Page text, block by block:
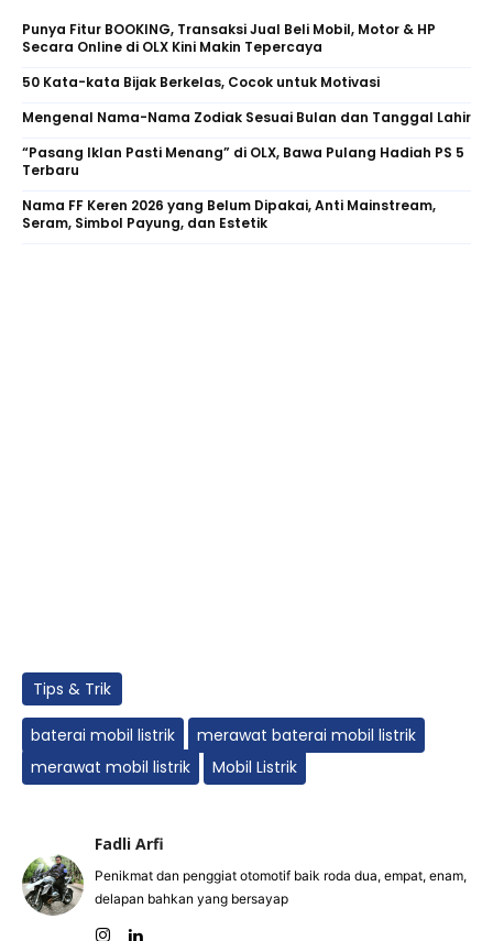
Punya Fitur BOOKING, Transaksi Jual Beli Mobil, Motor & HP
Secara Online di OLX Kini Makin Tepercaya
50 Kata-kata Bijak Berkelas, Cocok untuk Motivasi
Mengenal Nama-Nama Zodiak Sesuai Bulan dan Tanggal Lahir
“Pasang Iklan Pasti Menang” di OLX, Bawa Pulang Hadiah PS 5
Terbaru
Nama FF Keren 2026 yang Belum Dipakai, Anti Mainstream,
Seram, Simbol Payung, dan Estetik
Tips & Trik
baterai mobil listrik
merawat baterai mobil listrik
merawat mobil listrik
Mobil Listrik
Fadli Arfi
Penikmat dan penggiat otomotif baik roda dua, empat, enam,
delapan bahkan yang bersayap